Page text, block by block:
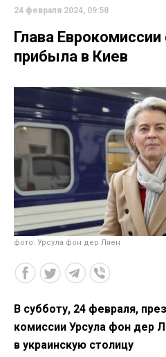
24 февраля 2024, 09:58
Глава
прибыла в Киев
фото: Урсула фон дер Ляен
В субботу, 24 февраля,
комиссии Урсула фон дер
в украинскую столицу